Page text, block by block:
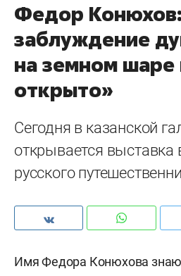
Федор
заблуждение
на земном шаре
открыто»
Сегодня в казанской
открывается выставка
русского
Имя Федора Конюхова